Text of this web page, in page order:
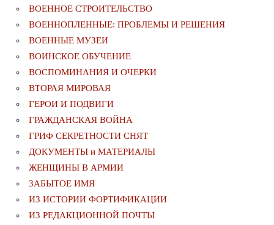
ВОЕННОЕ СТРОИТЕЛЬСТВО
ВОЕННОПЛЕННЫЕ: ПРОБЛЕМЫ И РЕШЕНИЯ
ВОЕННЫЕ МУЗЕИ
ВОИНСКОЕ ОБУЧЕНИЕ
ВОСПОМИНАНИЯ И ОЧЕРКИ
ВТОРАЯ МИРОВАЯ
ГЕРОИ И ПОДВИГИ
ГРАЖДАНСКАЯ ВОЙНА
ГРИФ СЕКРЕТНОСТИ СНЯТ
ДОКУМЕНТЫ и МАТЕРИАЛЫ
ЖЕНЩИНЫ В АРМИИ
ЗАБЫТОЕ ИМЯ
ИЗ ИСТОРИИ ФОРТИФИКАЦИИ
ИЗ РЕДАКЦИОННОЙ ПОЧТЫ